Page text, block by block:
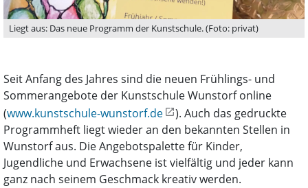
Liegt aus: Das neue Programm der Kunstschule. (Foto: privat)
Seit Anfang des Jahres sind die neuen Frühlings- und
Sommerangebote der Kunstschule Wunstorf online
(www.kunstschule-wunstorf.de
). Auch das gedruckte
Programmheft liegt wieder an den bekannten Stellen in
Wunstorf aus. Die Angebotspalette für Kinder,
Jugendliche und Erwachsene ist vielfältig und jeder kann
ganz nach seinem Geschmack kreativ werden.